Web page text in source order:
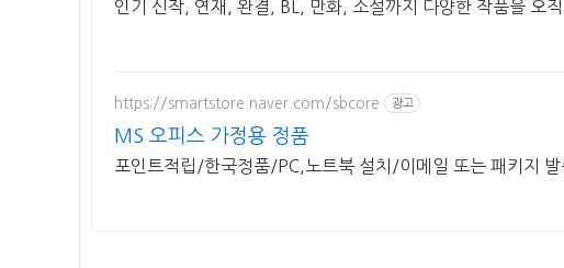
인기 신작, 연재, 완결, BL, 만화, 소설까지 다양한 작품을 오
https://smartstore.naver.com/sbcore 광고
MS 오피스 가정용 정품
포인트적립/한국정품/PC,노트북 설치/이메일 또는 패키지 발